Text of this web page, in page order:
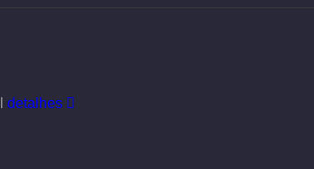
detalhes